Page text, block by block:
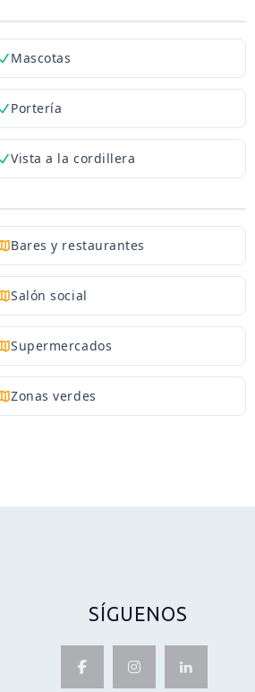
Mascotas
Portería
Vista a la cordillera
Bares y restaurantes
Salón social
Supermercados
Zonas verdes
SÍGUENOS